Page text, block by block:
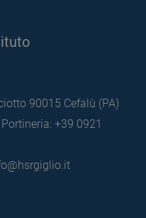
90015 Cefalù (PA)
Portineria: +39 0921